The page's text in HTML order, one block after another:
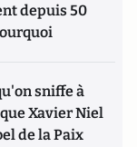
depuis 50
sniffe à
Xavier Niel
de la Paix